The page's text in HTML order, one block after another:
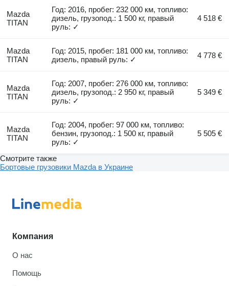
Mazda
TITAN
Год: 2016, пробег: 232 000 км, топливо:
дизель, грузопод.: 1 500 кг, правый
руль: ✓
4 518 €
Mazda
TITAN
Год: 2015, пробег: 181 000 км, топливо:
дизель, правый руль: ✓
4 778 €
Mazda
TITAN
Год: 2007, пробег: 276 000 км, топливо:
дизель, грузопод.: 2 950 кг, правый
руль: ✓
5 349 €
Mazda
TITAN
Год: 2004, пробег: 97 000 км, топливо:
бензин, грузопод.: 1 500 кг, правый
руль: ✓
5 505 €
Смотрите также
Бортовые грузовики Mazda в Украине
Компания
О нас
Помощь